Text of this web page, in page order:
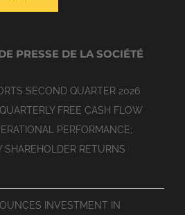
PRESSE DE LA SOCIÉTÉ
SECOND QUARTER 2026
FREE CASH FLOW
PERFORMANCE;
SHAREHOLDER RETURNS
INVESTMENT IN